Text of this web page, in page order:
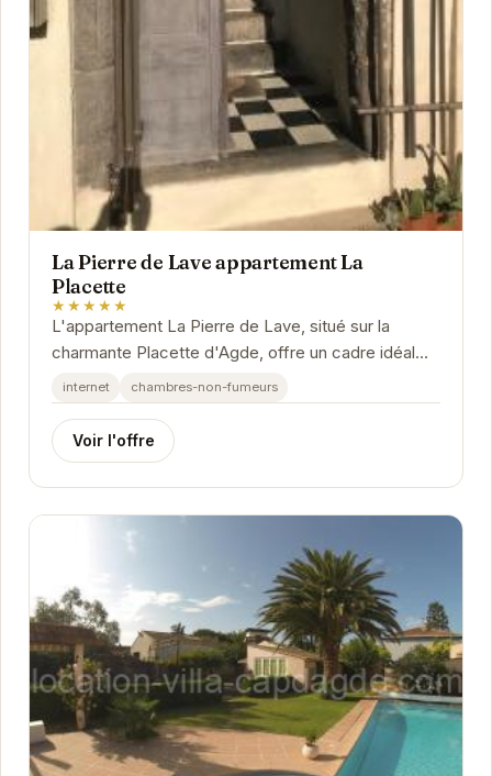
La Pierre de Lave appartement La
Placette
★★★★★
L'appartement La Pierre de Lave, situé sur la
charmante Placette d'Agde, offre un cadre idéal
pour un séjour inoubliable. Son emplacement...
internet chambres-non-fumeurs
Voir l'offre